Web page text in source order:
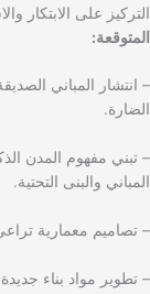
التركيز على الابتكار
المتوقعة:
– انتشار المباني
الضارة.
– تبني مفهوم المدن
المباني والبنى التحتية.
– تصاميم معمارية
– تطوير مواد بناء